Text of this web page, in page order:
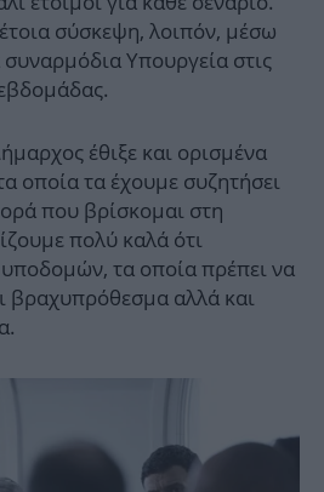
σύσκεψη, λοιπόν, μέσω
Υπουργεία στις
έθιξε και ορισμένα
οποία τα έχουμε συζητήσει
που βρίσκομαι στη
πολύ καλά ότι
τα οποία πρέπει να
βραχυπρόθεσμα αλλά και